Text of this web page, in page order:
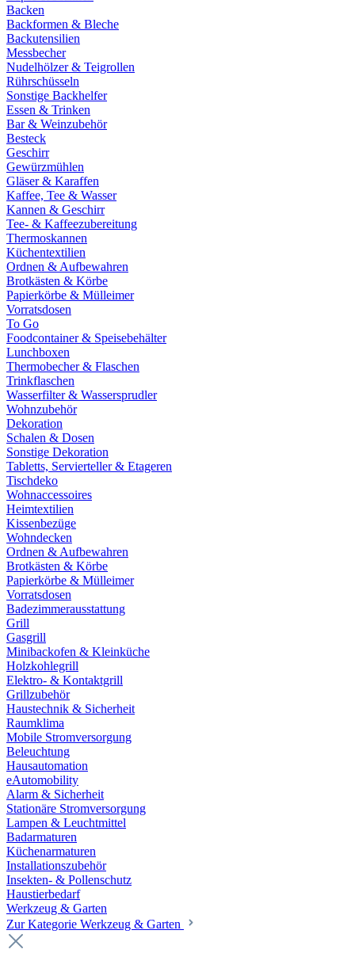
Backen
Backformen & Bleche
Backutensilien
Messbecher
Nudelhölzer & Teigrollen
Rührschüsseln
Sonstige Backhelfer
Essen & Trinken
Bar & Weinzubehör
Besteck
Geschirr
Gewürzmühlen
Gläser & Karaffen
Kaffee, Tee & Wasser
Kannen & Geschirr
Tee- & Kaffeezubereitung
Thermoskannen
Küchentextilien
Ordnen & Aufbewahren
Brotkästen & Körbe
Papierkörbe & Mülleimer
Vorratsdosen
To Go
Foodcontainer & Speisebehälter
Lunchboxen
Thermobecher & Flaschen
Trinkflaschen
Wasserfilter & Wassersprudler
Wohnzubehör
Dekoration
Schalen & Dosen
Sonstige Dekoration
Tabletts, Servierteller & Etageren
Tischdeko
Wohnaccessoires
Heimtextilien
Kissenbezüge
Wohndecken
Ordnen & Aufbewahren
Brotkästen & Körbe
Papierkörbe & Mülleimer
Vorratsdosen
Badezimmerausstattung
Grill
Gasgrill
Minibackofen & Kleinküche
Holzkohlegrill
Elektro- & Kontaktgrill
Grillzubehör
Haustechnik & Sicherheit
Raumklima
Mobile Stromversorgung
Beleuchtung
Hausautomation
eAutomobility
Alarm & Sicherheit
Stationäre Stromversorgung
Lampen & Leuchtmittel
Badarmaturen
Küchenarmaturen
Installationszubehör
Insekten- & Pollenschutz
Haustierbedarf
Werkzeug & Garten
Zur Kategorie Werkzeug & Garten